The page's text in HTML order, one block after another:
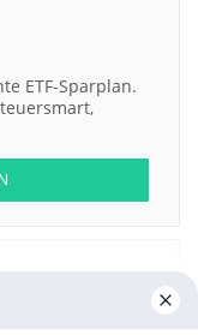
ETF-Sparplan.